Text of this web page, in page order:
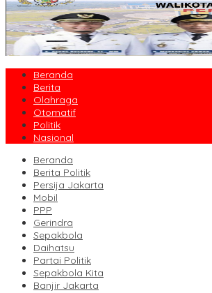
Beranda
Berita
Olahraga
Otomatif
Politik
Nasional
Beranda
Berita Politik
Persija Jakarta
Mobil
PPP
Gerindra
Sepakbola
Daihatsu
Partai Politik
Sepakbola Kita
Banjir Jakarta